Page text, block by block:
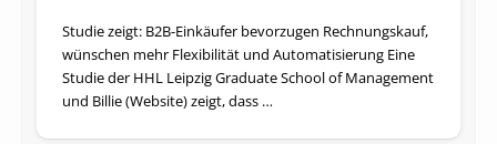
Studie zeigt: B2B-Einkäufer bevorzugen Rechnungskauf,
wünschen mehr Flexibilität und Automatisierung Eine
Studie der HHL Leipzig Graduate School of Management
und Billie (Website) zeigt, dass …